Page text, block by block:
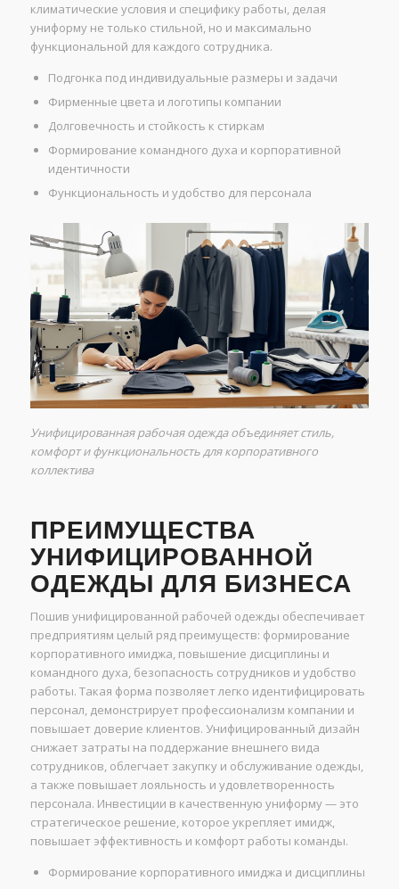
климатические условия и специфику работы, делая
униформу не только стильной, но и максимально
функциональной для каждого сотрудника.
Подгонка под индивидуальные размеры и задачи
Фирменные цвета и логотипы компании
Долговечность и стойкость к стиркам
Формирование командного духа и корпоративной
идентичности
Функциональность и удобство для персонала
Унифицированная рабочая одежда объединяет стиль,
комфорт и функциональность для корпоративного
коллектива
ПРЕИМУЩЕСТВА
УНИФИЦИРОВАННОЙ
ОДЕЖДЫ ДЛЯ БИЗНЕСА
Пошив унифицированной рабочей одежды обеспечивает
предприятиям целый ряд преимуществ: формирование
корпоративного имиджа, повышение дисциплины и
командного духа, безопасность сотрудников и удобство
работы. Такая форма позволяет легко идентифицировать
персонал, демонстрирует профессионализм компании и
повышает доверие клиентов. Унифицированный дизайн
снижает затраты на поддержание внешнего вида
сотрудников, облегчает закупку и обслуживание одежды,
а также повышает лояльность и удовлетворенность
персонала. Инвестиции в качественную униформу — это
стратегическое решение, которое укрепляет имидж,
повышает эффективность и комфорт работы команды.
Формирование корпоративного имиджа и дисциплины